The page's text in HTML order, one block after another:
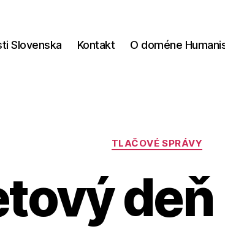
Slovenska Kontakt O doméne
Kategórie
TLAČOVÉ SPRÁVY